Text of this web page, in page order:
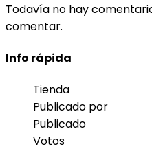
Todavía no hay
comentar.
Info rápida
Tienda
Publicado por
Publicado
Votos